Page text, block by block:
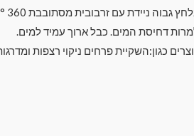
גבוה ניידת עם זרבובית מסתובבת 360 ° .
דחיסת המים. כבל ארוך עמיד למים.
כגון:השקיית פרחים ניקוי רצפות